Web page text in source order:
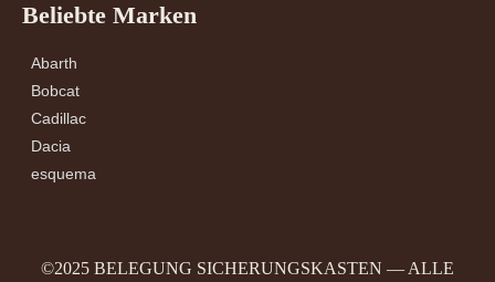
Beliebte Marken
Abarth
Bobcat
Cadillac
Dacia
esquema
©2025 BELEGUNG SICHERUNGSKASTEN — ALLE